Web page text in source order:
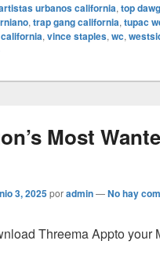
urbanos california, top
, trap gang california, tupac
, vince staples, wc,
Most
3, 2025poradmin—No hay
Threema Appto your